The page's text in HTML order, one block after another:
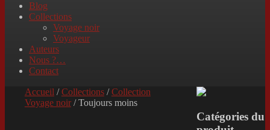
Blog
Collections
Voyage noir
Voyageur
Auteurs
Nous ?…
Contact
Accueil/Collections/Collection
Voyage noir/ Toujours moins
Catégories du